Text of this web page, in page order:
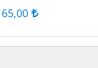
65,00